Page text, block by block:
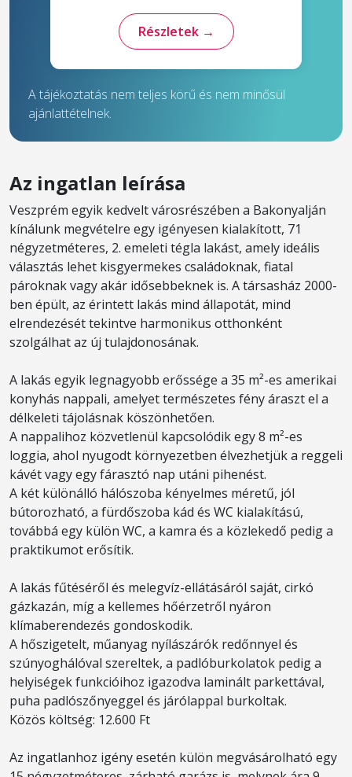
Részletek →
A tájékoztatás nem teljes körű és nem minősül
ajánlattételnek.
Az ingatlan leírása
Veszprém egyik kedvelt városrészében a Bakonyalján
kínálunk megvételre egy igényesen kialakított, 71
négyzetméteres, 2. emeleti tégla lakást, amely ideális
választás lehet kisgyermekes családoknak, fiatal
pároknak vagy akár idősebbeknek is. A társasház 2000-
ben épült, az érintett lakás mind állapotát, mind
elrendezését tekintve harmonikus otthonként
szolgálhat az új tulajdonosának.
A lakás egyik legnagyobb erőssége a 35 m²-es amerikai
konyhás nappali, amelyet természetes fény áraszt el a
délkeleti tájolásnak köszönhetően.
A nappalihoz közvetlenül kapcsolódik egy 8 m²-es
loggia, ahol nyugodt környezetben élvezhetjük a reggeli
kávét vagy egy fárasztó nap utáni pihenést.
A két különálló hálószoba kényelmes méretű, jól
bútorozható, a fürdőszoba kád és WC kialakítású,
továbbá egy külön WC, a kamra és a közlekedő pedig a
praktikumot erősítik.
A lakás fűtéséről és melegvíz-ellátásáról saját, cirkó
gázkazán, míg a kellemes hőérzetről nyáron
klímaberendezés gondoskodik.
A hőszigetelt, műanyag nyílászárók redőnnyel és
szúnyoghálóval szereltek, a padlóburkolatok pedig a
helyiségek funkcióihoz igazodva laminált parkettával,
puha padlószőnyeggel és járólappal burkoltak.
Közös költség: 12.600 Ft
Az ingatlanhoz igény esetén külön megvásárolható egy